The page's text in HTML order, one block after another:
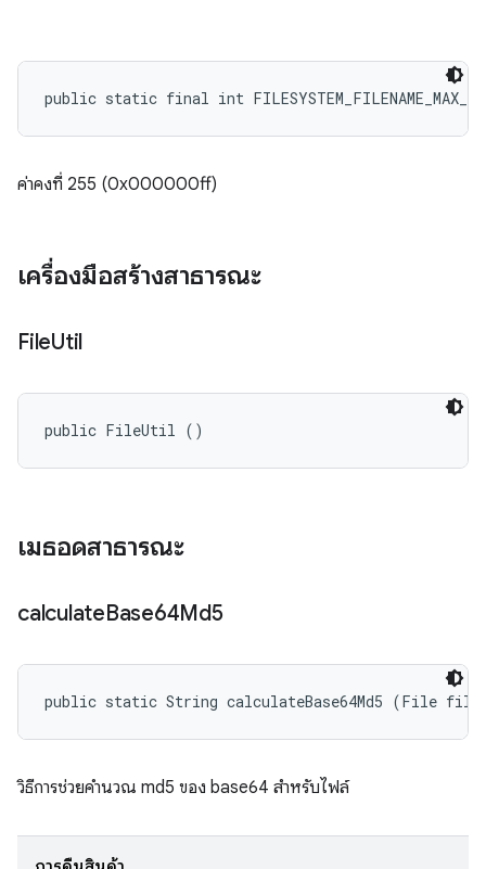
public static final int
ค่าคงที่ 255 (0x000000ff)
เครื่องมือสร้างสาธารณะ
FileUtil
public FileUtil ()
เมธอดสาธารณะ
calculateBase64Md5
public static String calculateBase64Md5 (File
วิธีการช่วยคำนวณ md5 ของ base64 สำหรับไฟล์